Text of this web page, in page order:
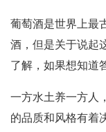
葡萄酒是世界上最
酒，但是关于说起
了解，如果想知道
一方水土养一方人
的品质和风格有着